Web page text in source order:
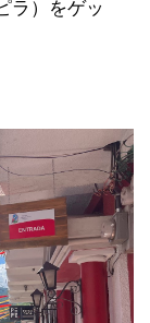
ラ）をゲッ